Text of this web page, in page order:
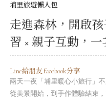
埔里旅遊懶人包
走進森林，開啟
習 × 親子互動，一
Line給朋友facebook分享
兩天一夜「埔里暖心小旅行」
從美景開始，到手作體驗結束